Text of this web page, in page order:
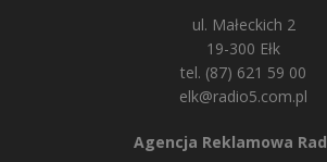
ul. Małeckich 2
19-300 Ełk
tel. (87) 621 59 00
elk@radio5.com.pl
Agencja Reklamowa